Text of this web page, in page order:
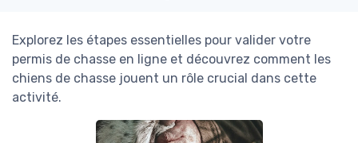
Explorez les étapes essentielles pour valider votre
permis de chasse en ligne et découvrez comment les
chiens de chasse jouent un rôle crucial dans cette
activité.